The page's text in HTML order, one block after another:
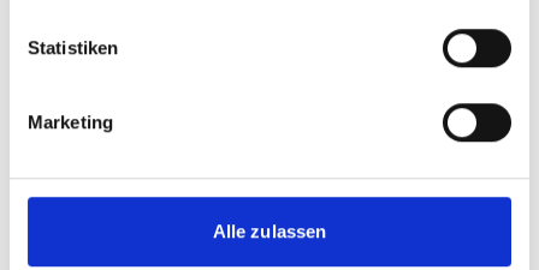
Statistiken
Marketing
Alle zulassen
IKI-Newsletter für Zentralamerika und die Karibik
Letzte Aktualisierung: